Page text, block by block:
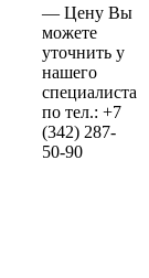
— Цену Вы
можете
уточнить у
нашего
специалиста
по тел.: +7
(342) 287-
50-90